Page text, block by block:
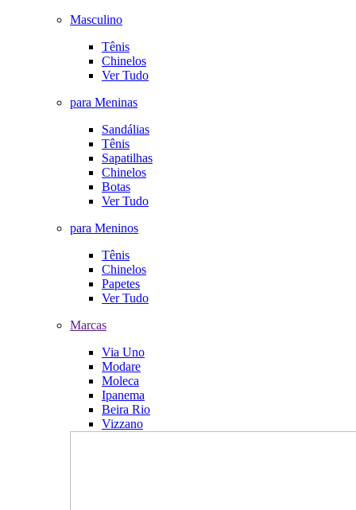
Masculino
Tênis
Chinelos
Ver Tudo
para Meninas
Sandálias
Tênis
Sapatilhas
Chinelos
Botas
Ver Tudo
para Meninos
Tênis
Chinelos
Papetes
Ver Tudo
Marcas
Via Uno
Modare
Moleca
Ipanema
Beira Rio
Vizzano